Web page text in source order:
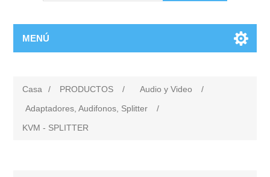
MENÚ
Casa / PRODUCTOS / Audio y Video
/
Adaptadores, Audifonos, Splitter
/
KVM - SPLITTER